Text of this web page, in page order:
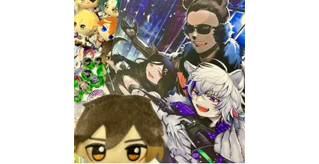
一気にご紹介しまーーーす‼️💪🔥まずは缶バッジやアクリ
ル系グッズ！チョコエッグのクリアスタンドではシークレ
ットも入荷しました～‼️🎲✨✨✨カードやステッカー類も